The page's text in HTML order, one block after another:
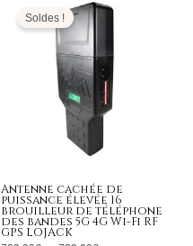
Soldes !
Antenne cachée de
puissance élevée 16
brouilleur de téléphone
des bandes 5G 4G Wi-Fi RF
GPS LOJACK
de
prix :